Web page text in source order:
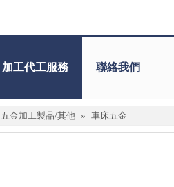
加工代工服務 聯絡我們
五金加工製品/其他 » 車床五金